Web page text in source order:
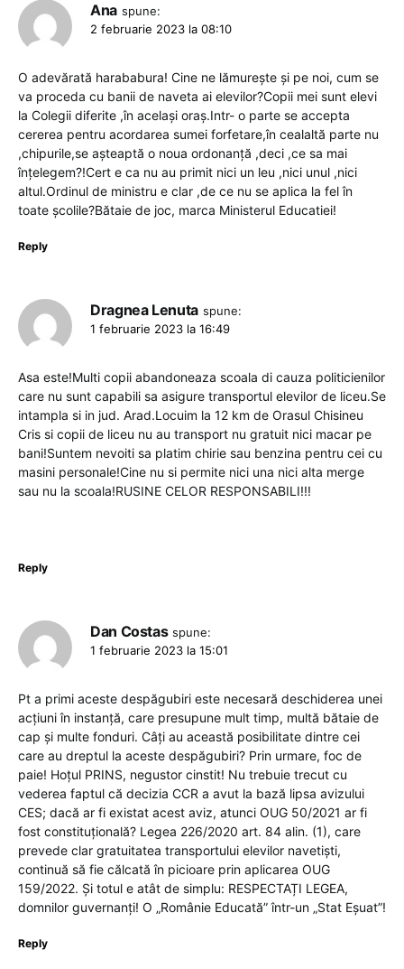
Ana spune:
2 februarie 2023 la 08:10
O adevărată harababura! Cine ne lămurește și pe noi, cum se
va proceda cu banii de naveta ai elevilor?Copii mei sunt elevi
la Colegii diferite ,în același oraș.Intr- o parte se accepta
cererea pentru acordarea sumei forfetare,în cealaltă parte nu
,chipurile,se așteaptă o noua ordonanță ,deci ,ce sa mai
înțelegem?!Cert e ca nu au primit nici un leu ,nici unul ,nici
altul.Ordinul de ministru e clar ,de ce nu se aplica la fel în
toate școlile?Bătaie de joc, marca Ministerul Educatiei!
Reply
Dragnea Lenuta spune:
1 februarie 2023 la 16:49
Asa este!Multi copii abandoneaza scoala di cauza politicienilor
care nu sunt capabili sa asigure transportul elevilor de liceu.Se
intampla si in jud. Arad.Locuim la 12 km de Orasul Chisineu
Cris si copii de liceu nu au transport nu gratuit nici macar pe
bani!Suntem nevoiti sa platim chirie sau benzina pentru cei cu
masini personale!Cine nu si permite nici una nici alta merge
sau nu la scoala!RUSINE CELOR RESPONSABILI!!!
Reply
Dan Costas spune:
1 februarie 2023 la 15:01
Pt a primi aceste despăgubiri este necesară deschiderea unei
acțiuni în instanță, care presupune mult timp, multă bătaie de
cap și multe fonduri. Câți au această posibilitate dintre cei
care au dreptul la aceste despăgubiri? Prin urmare, foc de
paie! Hoțul PRINS, negustor cinstit! Nu trebuie trecut cu
vederea faptul că decizia CCR a avut la bază lipsa avizului
CES; dacă ar fi existat acest aviz, atunci OUG 50/2021 ar fi
fost constituțională? Legea 226/2020 art. 84 alin. (1), care
prevede clar gratuitatea transportului elevilor navetiști,
continuă să fie călcată în picioare prin aplicarea OUG
159/2022. Și totul e atât de simplu: RESPECTAȚI LEGEA,
domnilor guvernanți! O „Românie Educată” într-un „Stat Eșuat”!
Reply